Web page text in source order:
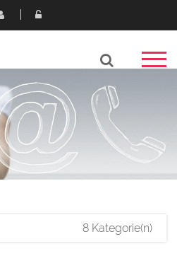
8 Kategorie(n)